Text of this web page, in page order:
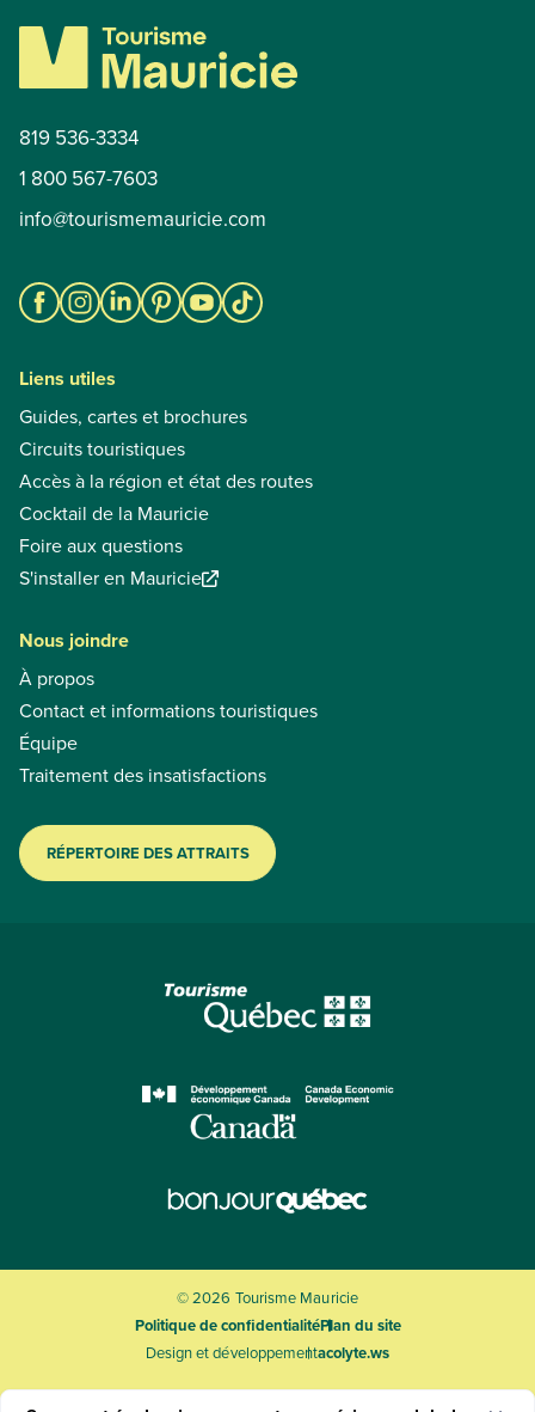
819 536-3334
1 800 567-7603
info@tourismemauricie.com
Liens utiles
Guides, cartes et brochures
Circuits touristiques
Accès à la région et état des routes
Cocktail de la Mauricie
Foire aux questions
S'installer en Mauricie
Nous joindre
À propos
Contact et informations touristiques
Équipe
Traitement des insatisfactions
RÉPERTOIRE DES ATTRAITS
© 2026 Tourisme Mauricie
Politique de confidentialitéPlan du site
Design et développementacolyte.ws